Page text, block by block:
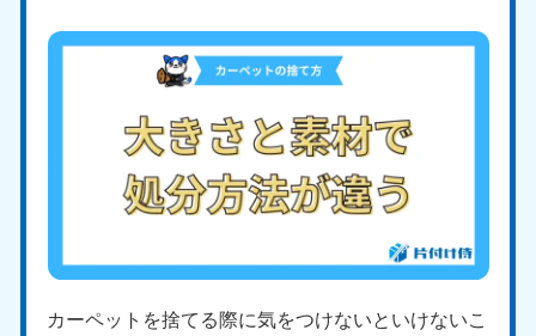
カーペットを捨てる際に気をつけないといけないこ